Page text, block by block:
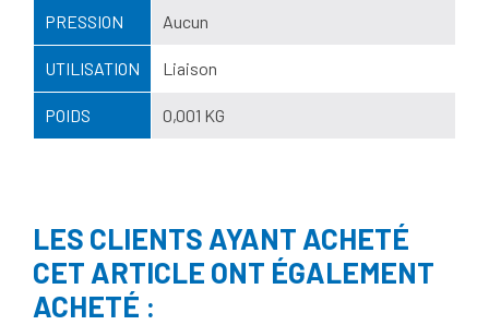
PRESSION Aucun
UTILISATION Liaison
POIDS 0,001 KG
LES CLIENTS AYANT ACHETÉ
CET ARTICLE ONT ÉGALEMENT
ACHETÉ :